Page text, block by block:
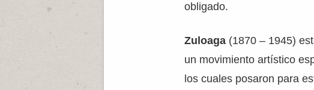
obligado.
Zuloaga (1870 – 1945)
un movimiento artístico
los cuales posaron para